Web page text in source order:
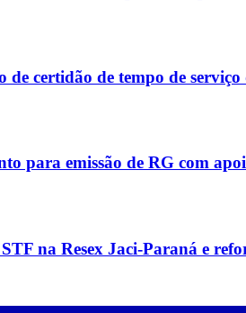
certidão de tempo de serviço
para emissão de RG com
na Resex Jaci-Paraná e